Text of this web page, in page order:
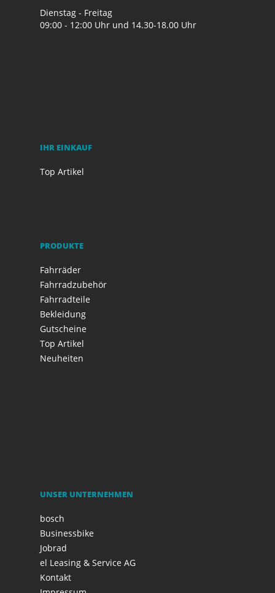
Dienstag - Freitag
09:00 - 12:00 Uhr und 14.30-18.00 Uhr
IHR EINKAUF
Top Artikel
PRODUKTE
Fahrräder
Fahrradzubehör
Fahrradteile
Bekleidung
Gutscheine
Top Artikel
Neuheiten
UNSER UNTERNEHMEN
bosch
Businessbike
Jobrad
el Leasing & Service AG
Kontakt